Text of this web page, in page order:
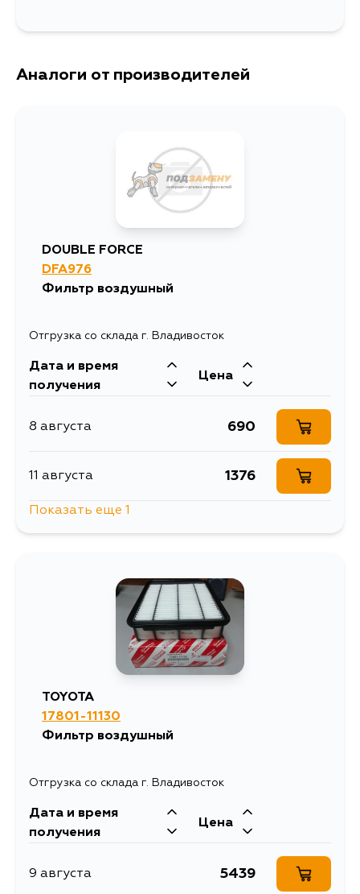
17 августа 582
г. Владивосток,
Аналоги от производителей
DOUBLE FORCE
DFA976
Фильтр воздушный
Отгрузка со склада г. Владивосток
Дата и время
получения
Цена
8 августа 690
11 августа 1376
Показать еще 1
TOYOTA
17801-11130
Фильтр воздушный
Отгрузка со склада г. Владивосток
Дата и время
получения
Цена
9 августа 5439